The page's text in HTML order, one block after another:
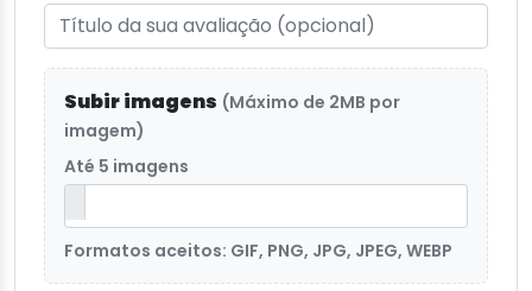
Subir imagens (Máximo de 2MB por
imagem)
Até 5 imagens
Formatos aceitos: GIF, PNG, JPG, JPEG, WEBP